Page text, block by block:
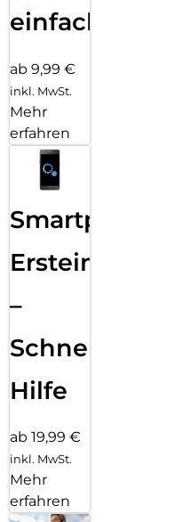
einfach
ab 9,99 €
inkl. MwSt.
Mehr
erfahren
Smartphone
Ersteinrichtung
–
Schnelle
Hilfe
ab 19,99 €
inkl. MwSt.
Mehr
erfahren